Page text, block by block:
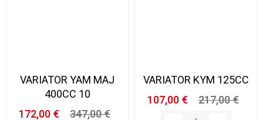
VARIATOR YAM MAJ
400CC 10
172,00 €
347,00 €
VARIATOR KYM 125CC
107,00 €
217,00 €